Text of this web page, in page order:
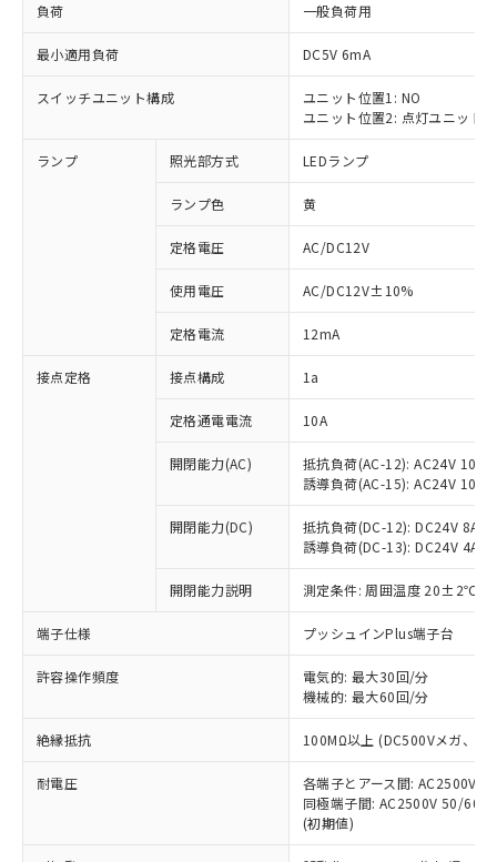
負荷 一般負荷用
最小適用負荷 DC5V 6mA
スイッチユニット構成
ユニット位置1: NO
ユニット位置2: 点灯ユニット
ランプ 照光部方式 LEDランプ
ランプ色 黄
定格電圧 AC/DC12V
使用電圧 AC/DC12V±10%
定格電流 12mA
接点定格 接点構成 1a
定格通電電流 10A
開閉能力(AC)
抵抗負荷(AC-12): AC24V 10A/
誘導負荷(AC-15): AC24V
開閉能力(DC)
抵抗負荷(DC-12): DC24V 8A/
誘導負荷(DC-13): DC24V 4A/
開閉能力説明 測定条件: 周囲温度 20±2℃、
端子仕様 プッシュインPlus端子台
許容操作頻度
電気的: 最大30回/分
機械的: 最大60回/分
絶縁抵抗 100MΩ以上 (DC500Vメガ、点
耐電圧
各端子とアース間: AC2500V
同極端子間: AC2500V 50/
(初期値)
ご利用条件
以下の条件をお読みいただき、同意のうえ
ご利用ください。
本サービスは、当社制御機器事業取扱
商品の当社在庫状況および標準価格
(税抜)を提供させていただくもので
当社制御機器事業取扱商品の中には、
本サービスの対象外となる商品もある
ことをご了承ください。
在庫状況および標準価格照会結果は、
記載している更新日時点での社内デー
タに基づき作成されるものであり、閲
覧された時点での実際の在庫および標
準価格とは異なる場合があることをご
※1 対応状況
対応済み：EU RoHS指令（10物質）の
非含有に対応した製品が提供可能な商品で
対応予定：EU RoHS指令（10物質）の非含
有に対応した製品に切り替える予定のある
対応予定なし：EU RoHS指令（10物質）の
非含有に非対応の商品で、対応品を出す予
定はありません。
調査・確認中：EU RoHS指令（10物質）の
非含有の対応状況を調査中または確認中の
非該当品：ライセンス料など無形物で、有
害物質有無と関係のない商品です。
仕入先様の事情により、非含有部品として
いたものが、含有品と判明した場合などや
むを得ず変更することがあります。
鉛(Pb) 1000ppm以下、 水銀(Hg) 1000ppm以下、 カド
六価クロム(Cr(Ⅵ)) 1000ppm以下、ポリ臭化ビフェニル
類(PBB) 1000ppm以下、ポリ臭化ジフェニルエーテル類
(PBDE) 1000ppm以下、フタル酸ビス(2-エチルヘキシ
※1 中国RoHS○×表
「○」：最大均質材料含有率が中国RoHSの
基準値以下であることを示します。
「×」：最大均質材料含有率が中国RoHSの
基準値を超えていることを示します。
「－」：未確認です。当社販売部門へお問
い合わせください。
*中国RoHS10物質の基準値 (GB/T26572)：
Pb(鉛) :1000ppm、 Hg(水銀) : 1000ppm、 Cd(カドミウ
Cr(Ⅵ)(六価クロム) : 1000ppm、 PBBs(ポリ臭化ビフェ
当社は、これら貴社製品のうち、外国
為替および外国貿易法に定める商品
（以下｢規制貨物等」という）を輸出
国政府の輸出許可(または役務取引許
可)を取得するなどの必要な手続きを